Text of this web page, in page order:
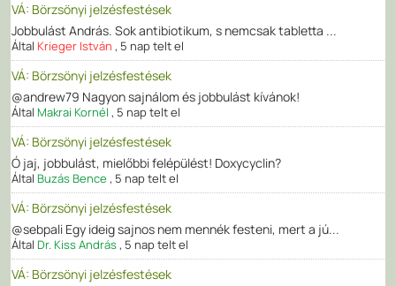
VÁ: Börzsönyi jelzésfestések
Jobbulást András. Sok antibiotikum, s nemcsak tabletta ...
Által Krieger István , 5 nap telt el
VÁ: Börzsönyi jelzésfestések
@andrew79 Nagyon sajnálom és jobbulást kívánok!
Által Makrai Kornél , 5 nap telt el
VÁ: Börzsönyi jelzésfestések
Ó jaj, jobbulást, mielőbbi felépülést! Doxycyclin?
Által Buzás Bence , 5 nap telt el
VÁ: Börzsönyi jelzésfestések
@sebpali Egy ideig sajnos nem mennék festeni, mert a jú...
Által Dr. Kiss András, 5 nap telt el
VÁ: Börzsönyi jelzésfestések